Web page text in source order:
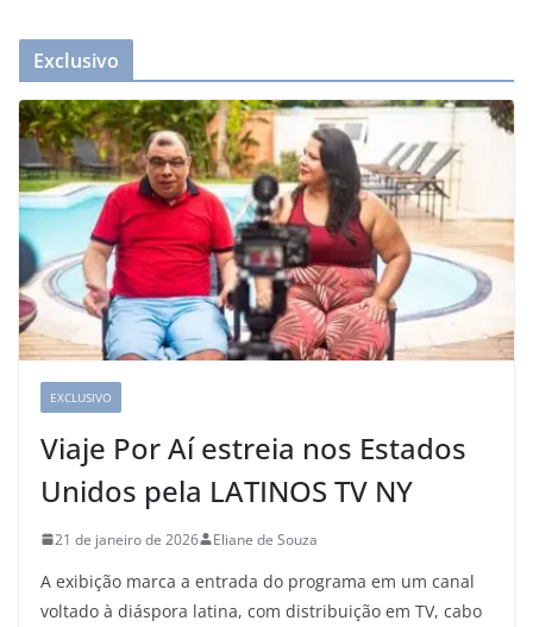
Exclusivo
EXCLUSIVO
Viaje Por Aí estreia nos Estados
Unidos pela LATINOS TV NY
21 de janeiro de 2026 Eliane de Souza
A exibição marca a entrada do programa em um canal
voltado à diáspora latina, com distribuição em TV, cabo